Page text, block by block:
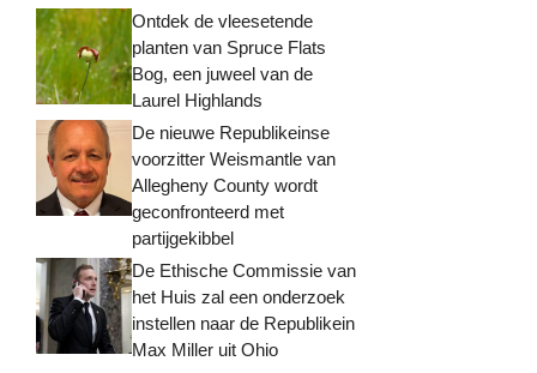
Ontdek de vleesetende
planten van Spruce Flats
Bog, een juweel van de
Laurel Highlands
De nieuwe Republikeinse
voorzitter Weismantle van
Allegheny County wordt
geconfronteerd met
partijgekibbel
De Ethische Commissie van
het Huis zal een onderzoek
instellen naar de Republikein
Max Miller uit Ohio